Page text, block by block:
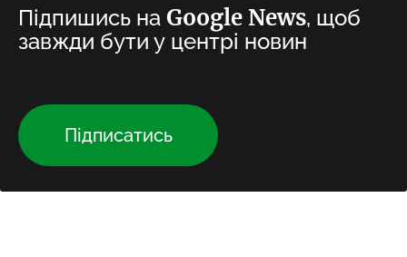
Підпишись на Google News, щоб
завжди бути у центрі новин
Підписатись